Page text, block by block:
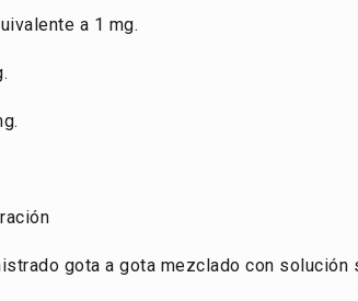
a 1 mg.
gota a gota mezclado con